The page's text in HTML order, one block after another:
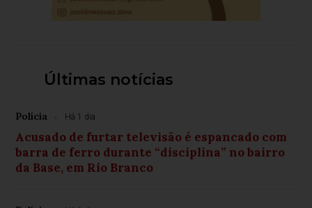
Últimas notícias
Polícia Há 1 dia
Acusado de furtar televisão é espancado com
barra de ferro durante “disciplina” no bairro
da Base, em Rio Branco